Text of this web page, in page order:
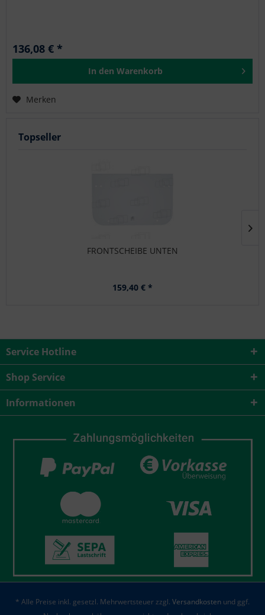
Topseller
FRONTSCHEIBE UNTEN
159,40 € *
136,08 € *
In den Warenkorb
Merken
Service Hotline
Shop Service
Informationen
* Alle Preise inkl. gesetzl. Mehrwertsteuer zzgl. Versandkosten und ggf.